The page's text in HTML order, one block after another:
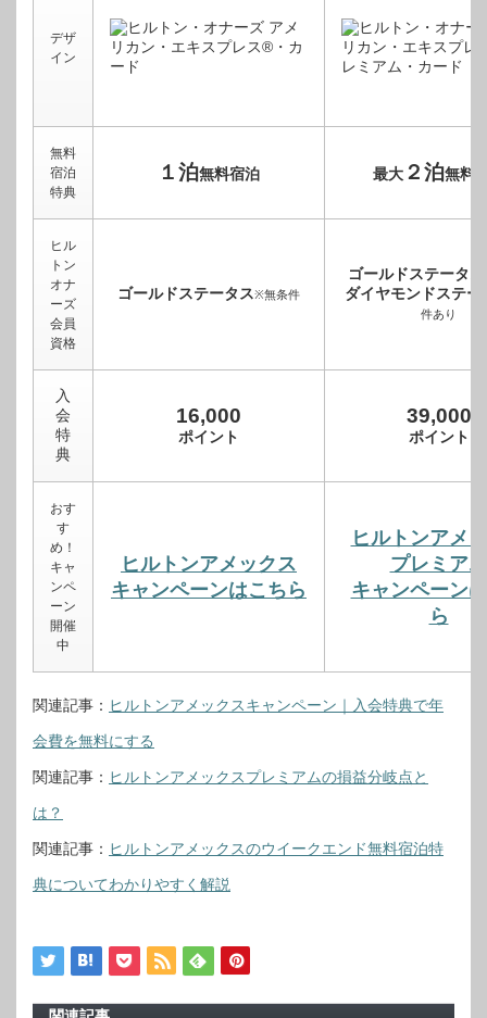
デザ
イン
無料
宿泊
特典
１泊無料宿泊 最大２泊無料
ヒル
トン
オナ
ーズ
会員
資格
ゴールドステータス※無条件
ゴールドステータス
ダイヤモンドステー
件あり
入
会
特
典
16,000
ポイント
39,000
ポイント
おす
す
め！
キャ
ンペ
ーン
開催
中
ヒルトンアメックス
キャンペーンはこちら
ヒルトンアメ
プレミアム
キャンペーン
ら
関連記事： ヒルトンアメックスキャンペーン｜入会特典で年
会費を無料にする
関連記事： ヒルトンアメックスプレミアムの損益分岐点と
は？
関連記事： ヒルトンアメックスのウイークエンド無料宿泊特
典についてわかりやすく解説